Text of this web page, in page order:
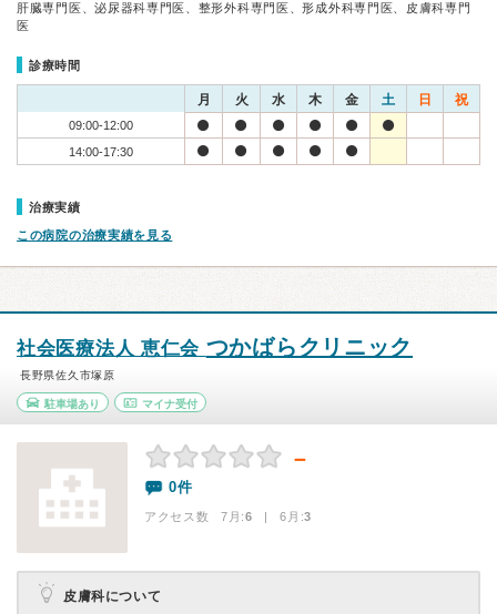
肝臓専門医、泌尿器科専門医、整形外科専門医、形成外科専門医、皮膚科専門
医
診療時間
月 火 水 木 金 土 日 祝
09:00-12:00
14:00-17:30
治療実績
この病院の治療実績を見る
社会医療法人 恵仁会 つかばらクリニック
長野県佐久市塚原
駐車場あり マイナ受付
－
0件
アクセス数 7月:6 | 6月:3
皮膚科について